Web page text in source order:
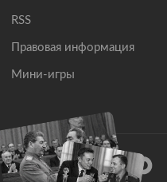
RSS
Правовая информация
Мини-игры